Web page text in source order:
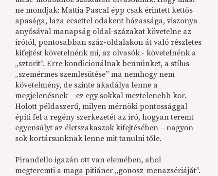
ne mondjak: Mattia Pascal épp csak érintett kettős
apasága, laza ecsettel odakent házassága, viszonya
anyósával manapság oldal-százakat követelne az
írótól, pontosabban száz-oldalakon át való részletes
kifejtést követelnénk mi, az olvasók - követelnénk a
„sztorit”. Erre kondicionálnak bennünket, a stílus
„szemérmes szemlesütése” ma nemhogy nem
követelmény, de szinte akadálya lenne a
megjelenésnek – ez egy sokkal meztelenebb kor.
Holott példaszerű, milyen mérnöki pontossággal
építi fel a regény szerkezetét az író, hogyan teremt
egyensúlyt az életszakaszok kifejtésében – nagyon
sok kortársunknak lenne mit tanulni tőle.
Pirandello igazán ott van elemében, ahol
megteremti a maga pitiáner „gonosz-menazsériáját”.